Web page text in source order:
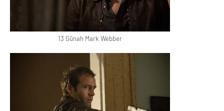
13 Günah Mark Webber